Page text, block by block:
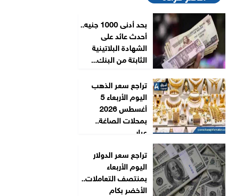
بحد أدنى 1000 جنيه..
أحدث عائد على
الشهادة البلاتينية
الثابتة من البنك...
تراجع سعر الذهب
اليوم الأربعاء 5
أغسطس 2026
بمحلات الصاغة..
عيار...
تراجع سعر الدولار
اليوم الأربعاء
بمنتصف التعاملات..
الأخضر بكام